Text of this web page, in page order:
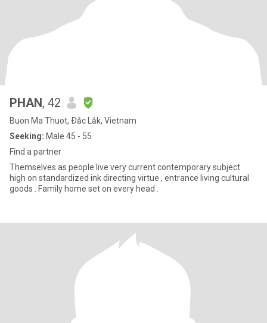
PHAN, 42
Buon Ma Thuot, Ðắc Lắk, Vietnam
Seeking: Male 45 - 55
Find a partner
Themselves as people live very current contemporary subject
high on standardized ink directing virtue , entrance living cultural
goods . Family home set on every head .